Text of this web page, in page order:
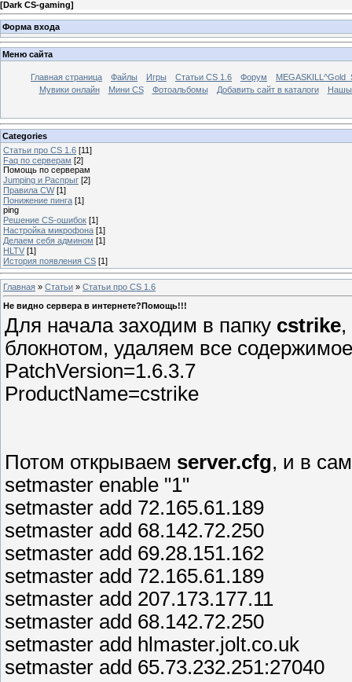
[Dark CS-gaming]
Форма входа
Меню сайта
Главная страница Файлы Игры Статьи CS 1.6 Форум
Мувики онлайн
Мини CS Фотоальбомы Добавить сайт в каталоги Нашы
Categories
Статьи про CS 1.6 [11]
Faq по серверам [2]
Помощь по серверам
Jumping и Распрыг [2]
Правила CW [1]
Понижение пинга [1]
ping
Решение CS-ошибок [1]
Настройка микрофона [1]
Делаем себя админом [1]
HLTV [1]
История появления CS [1]
Главная » Статьи » Статьи про CS 1.6
Не видно сервера в интернете?Помощь!!!
Для начала заходим в папку cstrike
блокнотом, удаляем все
PatchVersion=1.6.3.7
ProductName=cstrike
Потом открываем server.cfg, и в
setmaster enable "1"
setmaster add 72.165.61.189
setmaster add 68.142.72.250
setmaster add 69.28.151.162
setmaster add 72.165.61.189
setmaster add 207.173.177.11
setmaster add 68.142.72.250
setmaster add hlmaster.jolt.co.uk
setmaster add 65.73.232.251:27040